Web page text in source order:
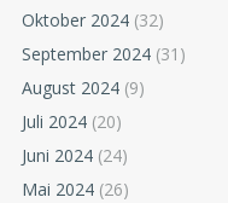
Oktober 2024 (32)
September 2024 (31)
August 2024 (9)
Juli 2024 (20)
Juni 2024 (24)
Mai 2024 (26)